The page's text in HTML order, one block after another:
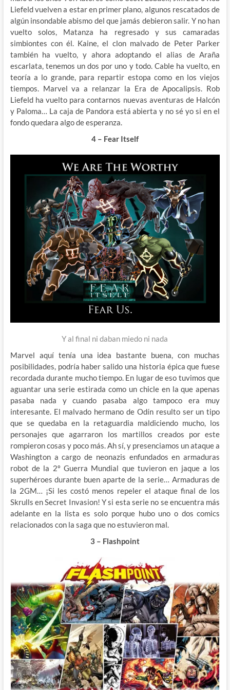
Liefeld vuelven a estar en primer plano, algunos rescatados de
algún insondable abismo del que jamás debieron salir. Y no han
vuelto solos, Matanza ha regresado y sus camaradas
simbiontes con él. Kaine, el clon malvado de Peter Parker
también ha vuelto, y ahora adoptando el alias de Araña
escarlata, tenemos un dos por uno y todo. Cable ha vuelto, en
teoría a lo grande, para repartir estopa como en los viejos
tiempos. Marvel va a relanzar la Era de Apocalipsis. Rob
Liefeld ha vuelto para contarnos nuevas aventuras de Halcón
y Paloma… La caja de Pandora está abierta y no sé yo si en el
fondo quedara algo de esperanza.
4 – Fear Itself
Y al final ni daban miedo ni nada
Marvel aquí tenía una idea bastante buena, con muchas
posibilidades, podría haber salido una historia épica que fuese
recordada durante mucho tiempo. En lugar de eso tuvimos que
aguantar una serie estirada como un chicle en la que apenas
pasaba nada y cuando pasaba algo tampoco era muy
interesante. El malvado hermano de Odín resulto ser un tipo
que se quedaba en la retaguardia maldiciendo mucho, los
personajes que agarraron los martillos creados por este
rompieron cosas y poco más. Ah sí, y presenciamos un ataque a
Washington a cargo de neonazis enfundados en armaduras
robot de la 2º Guerra Mundial que tuvieron en jaque a los
superhéroes durante buen aparte de la serie… Armaduras de
la 2GM… ¡Si les costó menos repeler el ataque final de los
Skrulls en Secret Invasion! Y si esta serie no se encuentra más
adelante en la lista es solo porque hubo uno o dos comics
relacionados con la saga que no estuvieron mal.
3 – Flashpoint